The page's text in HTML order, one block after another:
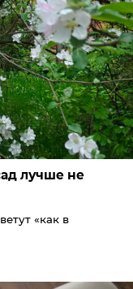
лучше не
«как в